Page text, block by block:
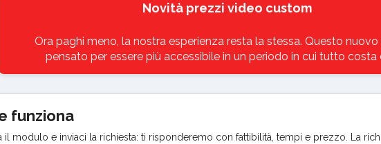
Novità prezzi video custom
Ora paghi meno, la nostra esperienza resta la stessa. Questo nuovo
pensato per essere più accessibile in un periodo in cui tutto costa
funziona
il modulo e inviaci la richiesta: ti risponderemo con fattibilità, tempi e prezzo. La